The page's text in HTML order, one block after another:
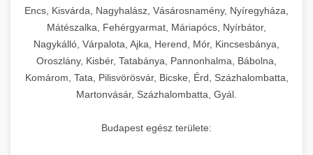
Encs, Kisvárda, Nagyhalász, Vásárosnamény, Nyíregyháza,
Mátészalka, Fehérgyarmat, Máriapócs, Nyírbátor,
Nagykálló, Várpalota, Ajka, Herend, Mór, Kincsesbánya,
Oroszlány, Kisbér, Tatabánya, Pannonhalma, Bábolna,
Komárom, Tata, Pilisvörösvár, Bicske, Érd, Százhalombatta,
Martonvásár, Százhalombatta, Gyál.
Budapest egész területe: